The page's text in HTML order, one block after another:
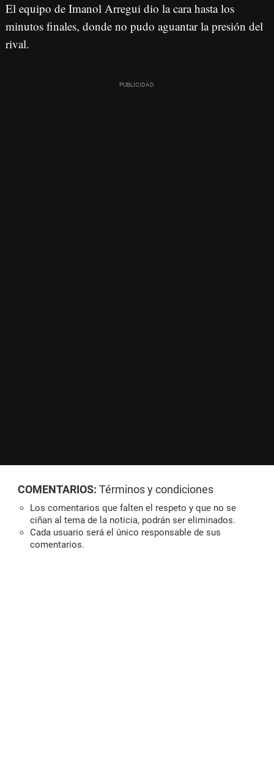
El equipo de Imanol Arregui dio la cara hasta los
minutos finales, donde no pudo aguantar la presión del
rival.
COMENTARIOS: Términos y condiciones
Los comentarios que falten el respeto y que no se
ciñan al tema de la noticia, podrán ser eliminados.
Cada usuario será el único responsable de sus
comentarios.